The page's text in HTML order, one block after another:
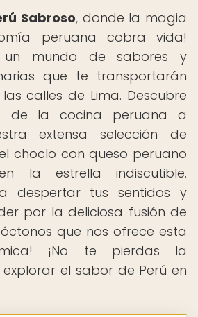
Sabroso, donde la magia
peruana cobra vida!
un mundo de sabores y
que te transportarán
calles de Lima. Descubre
de la cocina peruana a
extensa selección de
choclo con queso peruano
la estrella indiscutible.
despertar tus sentidos y
por la deliciosa fusión de
que nos ofrece esta
¡No te pierdas la
el sabor de Perú en